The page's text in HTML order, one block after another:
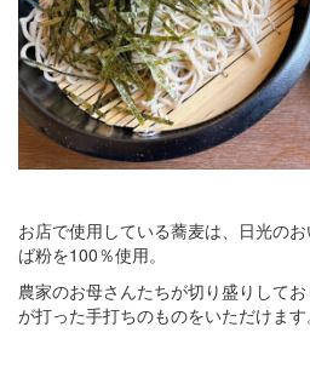
お店で使用している蕎麦は、日光の
ば粉を100％使用。
農家のお母さんたちが切り盛りして
が打った手打ちのものをいただけます